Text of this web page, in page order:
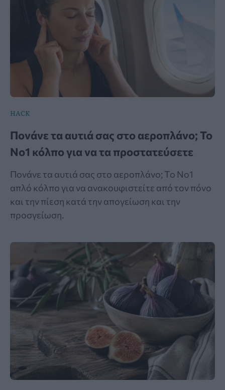
HACK
Πονάνε τα αυτιά σας στο αεροπλάνο; Το
Νο1 κόλπο για να τα προστατεύσετε
Πονάνε τα αυτιά σας στο αεροπλάνο; Το Νο1
απλό κόλπο για να ανακουφιστείτε από τον πόνο
και την πίεση κατά την απογείωση και την
προσγείωση.